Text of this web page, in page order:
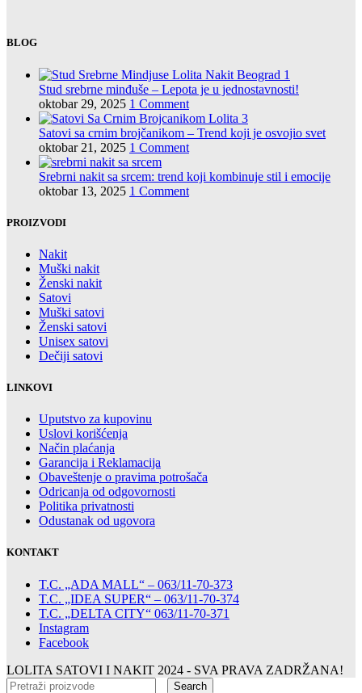
BLOG
Stud srebrne minđuše – Lepota je u jednostavnosti!
oktobar 29, 2025 1 Comment
Satovi sa crnim brojčanikom – Trend koji je osvojio svet
oktobar 21, 2025 1 Comment
Srebrni nakit sa srcem: trend koji kombinuje stil i emocije
oktobar 13, 2025 1 Comment
PROIZVODI
Nakit
Muški nakit
Ženski nakit
Satovi
Muški satovi
Ženski satovi
Unisex satovi
Dečiji satovi
LINKOVI
Uputstvo za kupovinu
Uslovi korišćenja
Način plaćanja
Garancija i Reklamacija
Obaveštenje o pravima potrošača
Odricanja od odgovornosti
Politika privatnosti
Odustanak od ugovora
KONTAKT
T.C. „ADA MALL“ – 063/11-70-373
T.C. „IDEA SUPER“ – 063/11-70-374
T.C. „DELTA CITY“ 063/11-70-371
Instagram
Facebook
LOLITA SATOVI I NAKIT 2024 - SVA PRAVA ZADRŽANA!
Search